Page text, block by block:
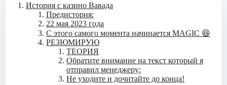
История с казино Вавада
Предистория:
22 мая 2023 года
С этого самого момента начинается MAGIC 😆
РЕЗЮМИРУЮ
ТЕОРИЯ
Обратите внимание на текст который я
отправил менеджеру:
Не уходите и дочитайте до конца!